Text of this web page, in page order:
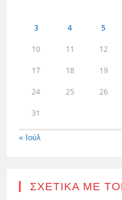
3 4 5
10 11 12
17 18 19
24 25 26
31
« Ιούλ
ΣΧΕΤΙΚΆ ΜΕ